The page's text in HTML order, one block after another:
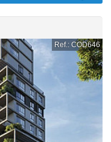
Ref.: COD646